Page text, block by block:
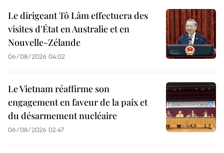
Le dirigeant Tô Lâm effectuera des
visites d'État en Australie et en
Nouvelle-Zélande
06/08/2026 04:02
Le Vietnam réaffirme son
engagement en faveur de la paix et
du désarmement nucléaire
06/08/2026 02:47